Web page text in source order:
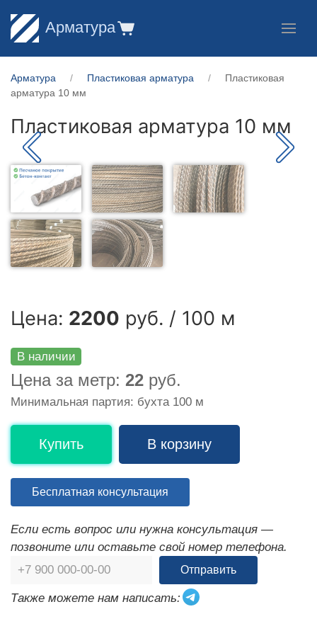
Арматура
Арматура Пластиковая арматура
Пластиковая
арматура 10 мм
Пластиковая арматура 10 мм
Цена: 2200 руб. / 100 м
В наличии
Цена за метр: 22 руб.
Минимальная партия: бухта 100 м
Купить В корзину
Бесплатная консультация
Если есть вопрос или нужна консультация —
позвоните или оставьте свой номер телефона.
Отправить
Также можете нам написать: